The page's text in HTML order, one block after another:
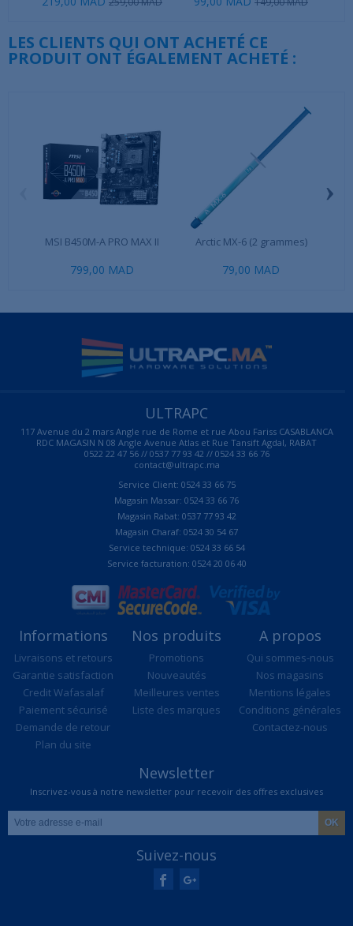
LES CLIENTS QUI ONT ACHETÉ CE
PRODUIT ONT ÉGALEMENT ACHETÉ :
MSI B450M-A PRO MAX II
799,00 MAD
Arctic MX-6 (2 grammes)
79,00 MAD
›
ULTRAPC
117 Avenue du 2 mars Angle rue de Rome et rue Abou Fariss CASABLANCA
RDC MAGASIN N 08 Angle Avenue Atlas et Rue Tansift Agdal, RABAT
0522 22 47 56 // 0537 77 93 42 // 0524 33 66 76
contact@ultrapc.ma
Service Client: 0524 33 66 75
Magasin Massar: 0524 33 66 76
Magasin Rabat: 0537 77 93 42
Magasin Charaf: 0524 30 54 67
Service technique: 0524 33 66 54
Service facturation: 0524 20 06 40
Informations
Livraisons et retours
Garantie satisfaction
Credit Wafasalaf
Paiement sécurisé
Demande de retour
Plan du site
Nos produits
Promotions
Nouveautés
Meilleures ventes
Liste des marques
A propos
Qui sommes-nous
Nos magasins
Mentions légales
Conditions générales
Contactez-nous
Newsletter
Inscrivez-vous à notre newsletter pour recevoir des offres exclusives
Suivez-nous